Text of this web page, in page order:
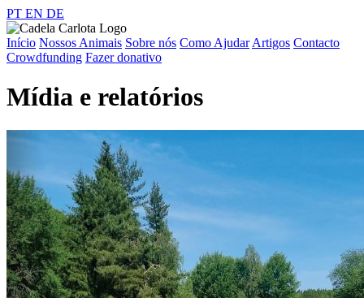
PT EN DE
Início Nossos Animais Sobre nós Como Ajudar Artigos Contacto
Crowdfunding Fazer donativo
Mídia e relatórios